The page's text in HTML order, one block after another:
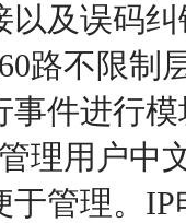
以及误码
路不限制
事件进行
理用户中
于管理。